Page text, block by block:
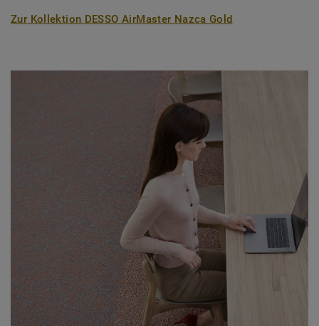
Zur Kollektion DESSO AirMaster Nazca Gold